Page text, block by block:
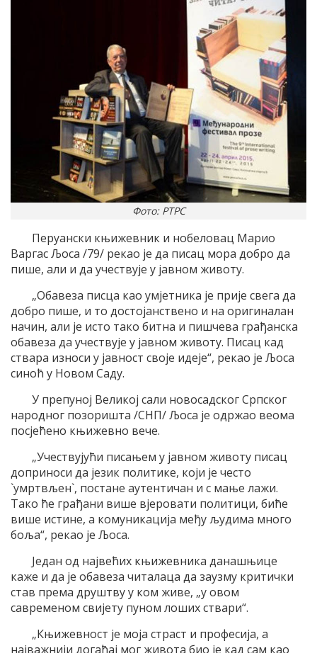
Фото: РТРС
Перуански књижевник и нобеловац Марио
Варгас Љоса /79/ рекао је да писац мора добро да
пише, али и да учествује у јавном животу.
„Обавеза писца као умјетника је прије свега да
добро пише, и то достојанствено и на оригиналан
начин, али је исто тако битна и пишчева грађанска
обавеза да учествује у јавном животу. Писац кад
ствара износи у јавност своје идеје“, рекао је Љоса
синоћ у Новом Саду.
У препуној Великој сали новосадског Српског
народног позоришта /СНП/ Љоса је одржао веома
посјећено књижевно вече.
„Учествујући писањем у јавном животу писац
доприноси да језик политике, који је често
`умртвљен`, постане аутентичан и с мање лажи.
Тако ће грађани више вјеровати политици, биће
више истине, а комуникација међу људима много
боља“, рекао је Љоса.
Један од највећих књижевника данашњице
каже и да је обавеза читалаца да заузму критички
став према друштву у ком живе, „у овом
савременом свијету пуном лоших ствари“.
„Књижевност је моја страст и професија, а
најважнији догађај мог живота био је кад сам као